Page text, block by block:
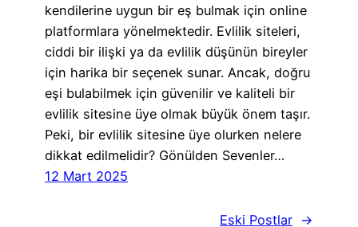
kendilerine uygun bir eş bulmak için online
platformlara yönelmektedir. Evlilik siteleri,
ciddi bir ilişki ya da evlilik düşünün bireyler
için harika bir seçenek sunar. Ancak, doğru
eşi bulabilmek için güvenilir ve kaliteli bir
evlilik sitesine üye olmak büyük önem taşır.
Peki, bir evlilik sitesine üye olurken nelere
dikkat edilmelidir? Gönülden Sevenler…
12 Mart 2025
Eski Postlar →